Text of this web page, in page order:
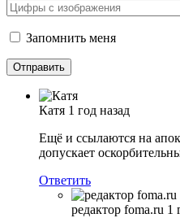
Запомнить меня
Катя 1 год назад
Ещё и ссылаются на
допускает
Ответить
редактор foma.ru 1